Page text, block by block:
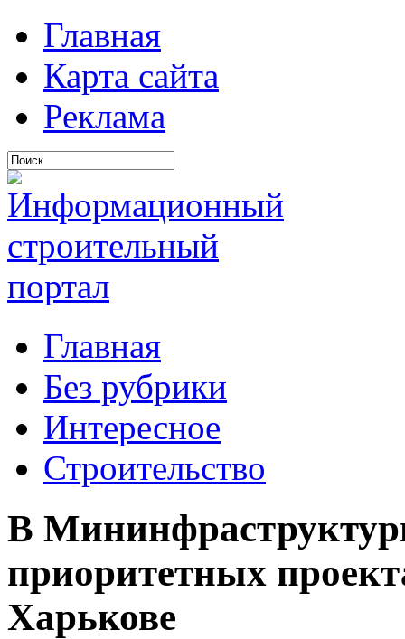
Главная
Карта сайта
Реклама
Главная
Без рубрики
Интересное
Строительство
В
приоритетных
Харькове